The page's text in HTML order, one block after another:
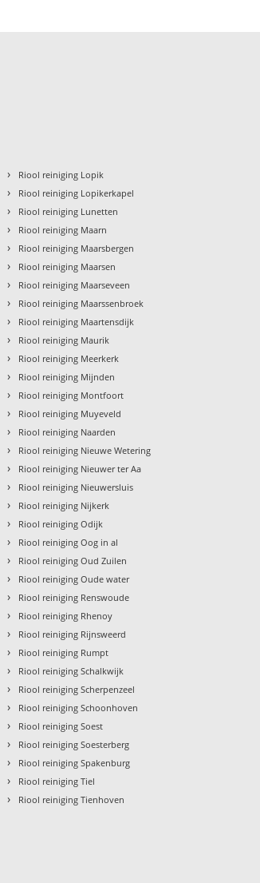
› Riool reiniging Lopik
› Riool reiniging Lopikerkapel
› Riool reiniging Lunetten
› Riool reiniging Maarn
› Riool reiniging Maarsbergen
› Riool reiniging Maarsen
› Riool reiniging Maarseveen
› Riool reiniging Maarssenbroek
› Riool reiniging Maartensdijk
› Riool reiniging Maurik
› Riool reiniging Meerkerk
› Riool reiniging Mijnden
› Riool reiniging Montfoort
› Riool reiniging Muyeveld
› Riool reiniging Naarden
› Riool reiniging Nieuwe Wetering
› Riool reiniging Nieuwer ter Aa
› Riool reiniging Nieuwersluis
› Riool reiniging Nijkerk
› Riool reiniging Odijk
› Riool reiniging Oog in al
› Riool reiniging Oud Zuilen
› Riool reiniging Oude water
› Riool reiniging Renswoude
› Riool reiniging Rhenoy
› Riool reiniging Rijnsweerd
› Riool reiniging Rumpt
› Riool reiniging Schalkwijk
› Riool reiniging Scherpenzeel
› Riool reiniging Schoonhoven
› Riool reiniging Soest
› Riool reiniging Soesterberg
› Riool reiniging Spakenburg
› Riool reiniging Tiel
› Riool reiniging Tienhoven